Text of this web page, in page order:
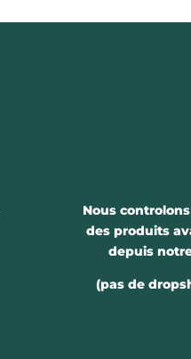
Nous
des produits
depuis
(pas de